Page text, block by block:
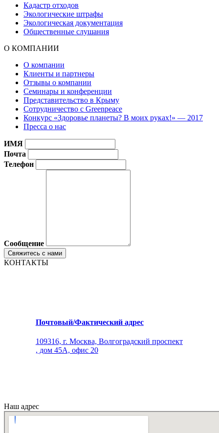
Кадастр отходов
Экологические штрафы
Экологическая документация
Общественные слушания
О КОМПАНИИ
О компании
Клиенты и партнеры
Отзывы о компании
Семинары и конференции
Представительство в Крыму
Сотрудничество с Greenpeace
Конкурс «Здоровье планеты? В моих руках!» — 2017
Пресса о нас
ИМЯ
Почта
Телефон
Сообщение
КОНТАКТЫ
Почтовый/Фактический адрес
109316, г. Москва, Волгоградский проспект
, дом 45А, офис 20
Наш адрес